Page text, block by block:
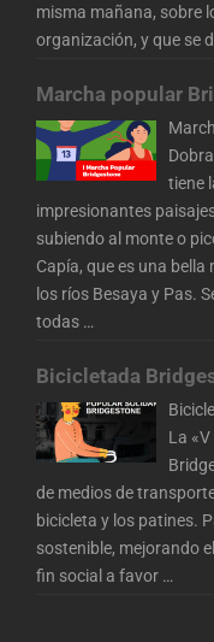
misma mañana, sobre
organización, y que se
Marcha popular
tiene
impresionantes
subiendo al monte o
Capía, que es una
los ríos Besaya y Pas.
todas …
Bicicletada
La
de medios de
bicicleta y los patines.
sostenible, mejorando
fin social a favor …